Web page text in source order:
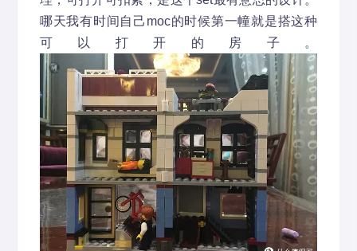
哪天我有时间自己moc的时候第一幢就是搭这种
可以打开的房子。